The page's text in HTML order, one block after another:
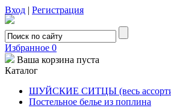
Вход | Регистрация
Избранное 0
Ваша корзина пуста
Каталог
ШУЙСКИЕ СИТЦЫ (весь
Постельное белье из поплина